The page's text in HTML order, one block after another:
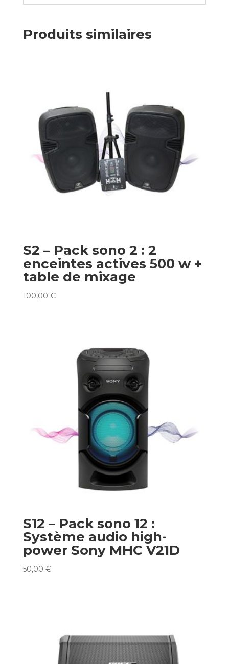
Produits similaires
S2 – Pack sono 2 : 2
enceintes actives 500 w +
table de mixage
100,00 €
S12 – Pack sono 12 :
Système audio high-
power Sony MHC V21D
50,00 €